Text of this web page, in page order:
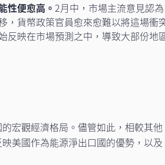
性便愈高。2月中，市場主流意見認為
，貨幣政策官員愈來愈難以將這場衝
反映在市場預測之中，導致大部份地
宏觀經濟格局。儘管如此，相較其他
美國作為能源淨出口國的優勢，以及